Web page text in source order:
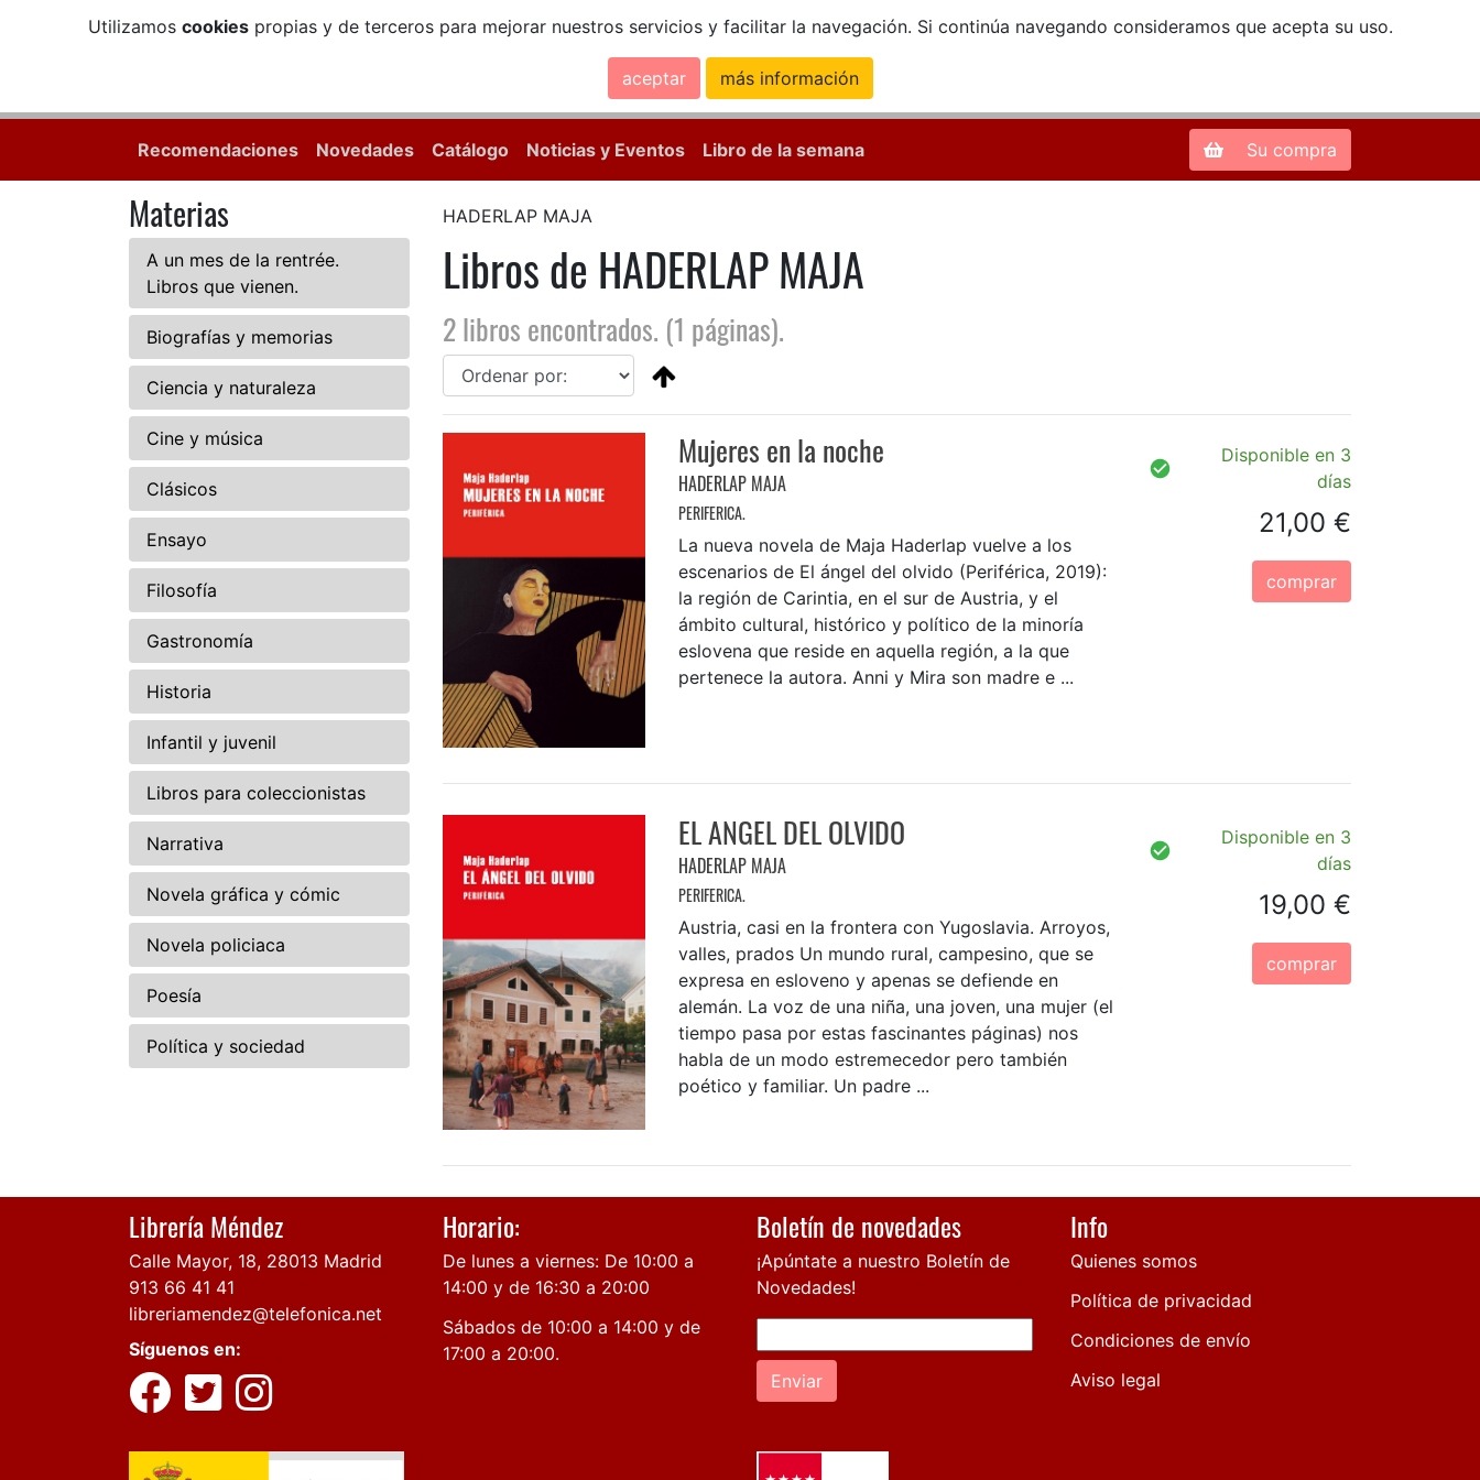
Utilizamos cookiespropias y de terceros para mejorar nuestros servicios y facilitar la navegación. Si continúa navegando consideramos que acepta su uso.
aceptar más información
Zona de Clientes
Recomendaciones Novedades Catálogo Noticias y Eventos Libro de la semana Su compra
Materias
A un mes de la rentrée.
Libros que vienen.
Biografías y memorias
Ciencia y naturaleza
Cine y música
Clásicos
Ensayo
Filosofía
Gastronomía
Historia
Infantil y juvenil
Libros para coleccionistas
Narrativa
Novela gráfica y cómic
Novela policiaca
Poesía
Política y sociedad
HADERLAP MAJA
Libros de HADERLAP MAJA
2 libros encontrados. (1 páginas).
Mujeres en la noche
HADERLAP MAJA
PERIFERICA.
La nueva novela de Maja Haderlap vuelve a los
escenarios de El ángel del olvido (Periférica, 2019):
la región de Carintia, en el sur de Austria, y el
ámbito cultural, histórico y político de la minoría
eslovena que reside en aquella región, a la que
pertenece la autora. Anni y Mira son madre e ...
Disponible en 3
días
21,00 €
comprar
EL ANGEL DEL OLVIDO
HADERLAP MAJA
PERIFERICA.
Austria, casi en la frontera con Yugoslavia. Arroyos,
valles, prados Un mundo rural, campesino, que se
expresa en esloveno y apenas se defiende en
alemán. La voz de una niña, una joven, una mujer (el
tiempo pasa por estas fascinantes páginas) nos
habla de un modo estremecedor pero también
poético y familiar. Un padre ...
Disponible en 3
días
19,00 €
comprar
Librería Méndez
Calle Mayor, 18, 28013 Madrid
913 66 41 41
libreriamendez@telefonica.net
Síguenos en:
Horario:
De lunes a viernes: De 10:00 a
14:00 y de 16:30 a 20:00
Sábados de 10:00 a 14:00 y de
17:00 a 20:00.
Boletín de novedades
¡Apúntate a nuestro Boletín de
Novedades!
Enviar
Info
Quienes somos
Política de privacidad
Condiciones de envío
Aviso legal